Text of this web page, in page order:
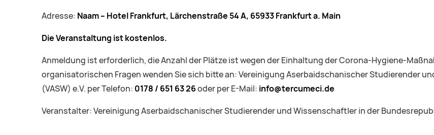
Adresse: Naam – Hotel Frankfurt, Lärchenstraße 54 A, 65933 Frankfurt a. Main
Die Veranstaltung ist kostenlos.
Anmeldung ist erforderlich, die Anzahl der Plätze ist wegen der Einhaltung der Corona-Hygiene-
organisatorischen Fragen wenden Sie sich bitte an: Vereinigung Aserbaidschanischer Studierender
(VASW) e.V. per Telefon: 0178 / 651 63 26oder per E-Mail: info@tercumeci.de
Veranstalter: Vereinigung Aserbaidschanischer Studierender und Wissenschaftler in der